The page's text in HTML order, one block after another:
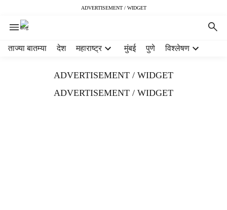
ADVERTISEMENT / WIDGET
ताज्या बातम्या देश महाराष्ट्र मुंबई पुणे विश्लेषण
ADVERTISEMENT / WIDGET
ADVERTISEMENT / WIDGET